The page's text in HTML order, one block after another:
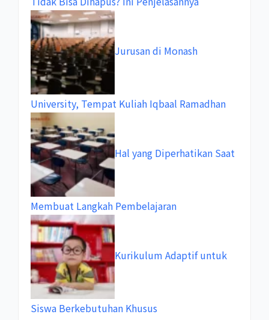
Jurusan di Monash
University, Tempat Kuliah Iqbaal Ramadhan
Hal yang Diperhatikan Saat
Membuat Langkah Pembelajaran
Kurikulum Adaptif untuk
Siswa Berkebutuhan Khusus